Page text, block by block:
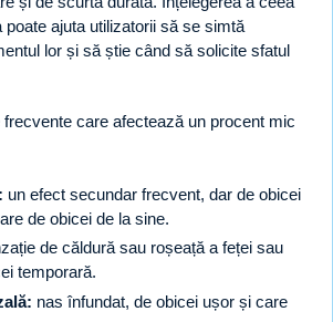
ajuta utilizatorii să se simtă
lor și să știe când să solicite sfatul
care afectează un procent mic
un efect secundar frecvent, dar de obicei
de obicei de la sine.
de căldură sau roșeață a feței sau
temporară.
nas înfundat, de obicei ușor și care